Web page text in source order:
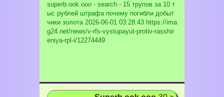
superb.ook.ooo - search - 15 трупов за 10 т
ыс рублей штрафа почему погибли добыт
чики золота2026-06-01 03:28:43 https://ima
g24.net/news/v-rfs-vystupayut-protiv-rasshir
eniya-rpl-i/12274449